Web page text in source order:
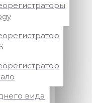
вида